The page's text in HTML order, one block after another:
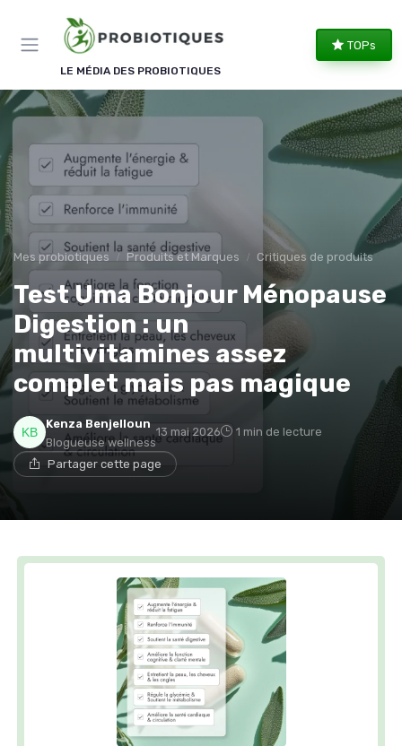
LE MÉDIA DES PROBIOTIQUES
TOPs
Mes probiotiques Produits et Marques Critiques de produits
Test Uma Bonjour Ménopause
Digestion : un
multivitamines assez
complet mais pas magique
Kenza Benjelloun
Blogueuse wellness
13 mai 2026 1 min de lecture
Partager cette page